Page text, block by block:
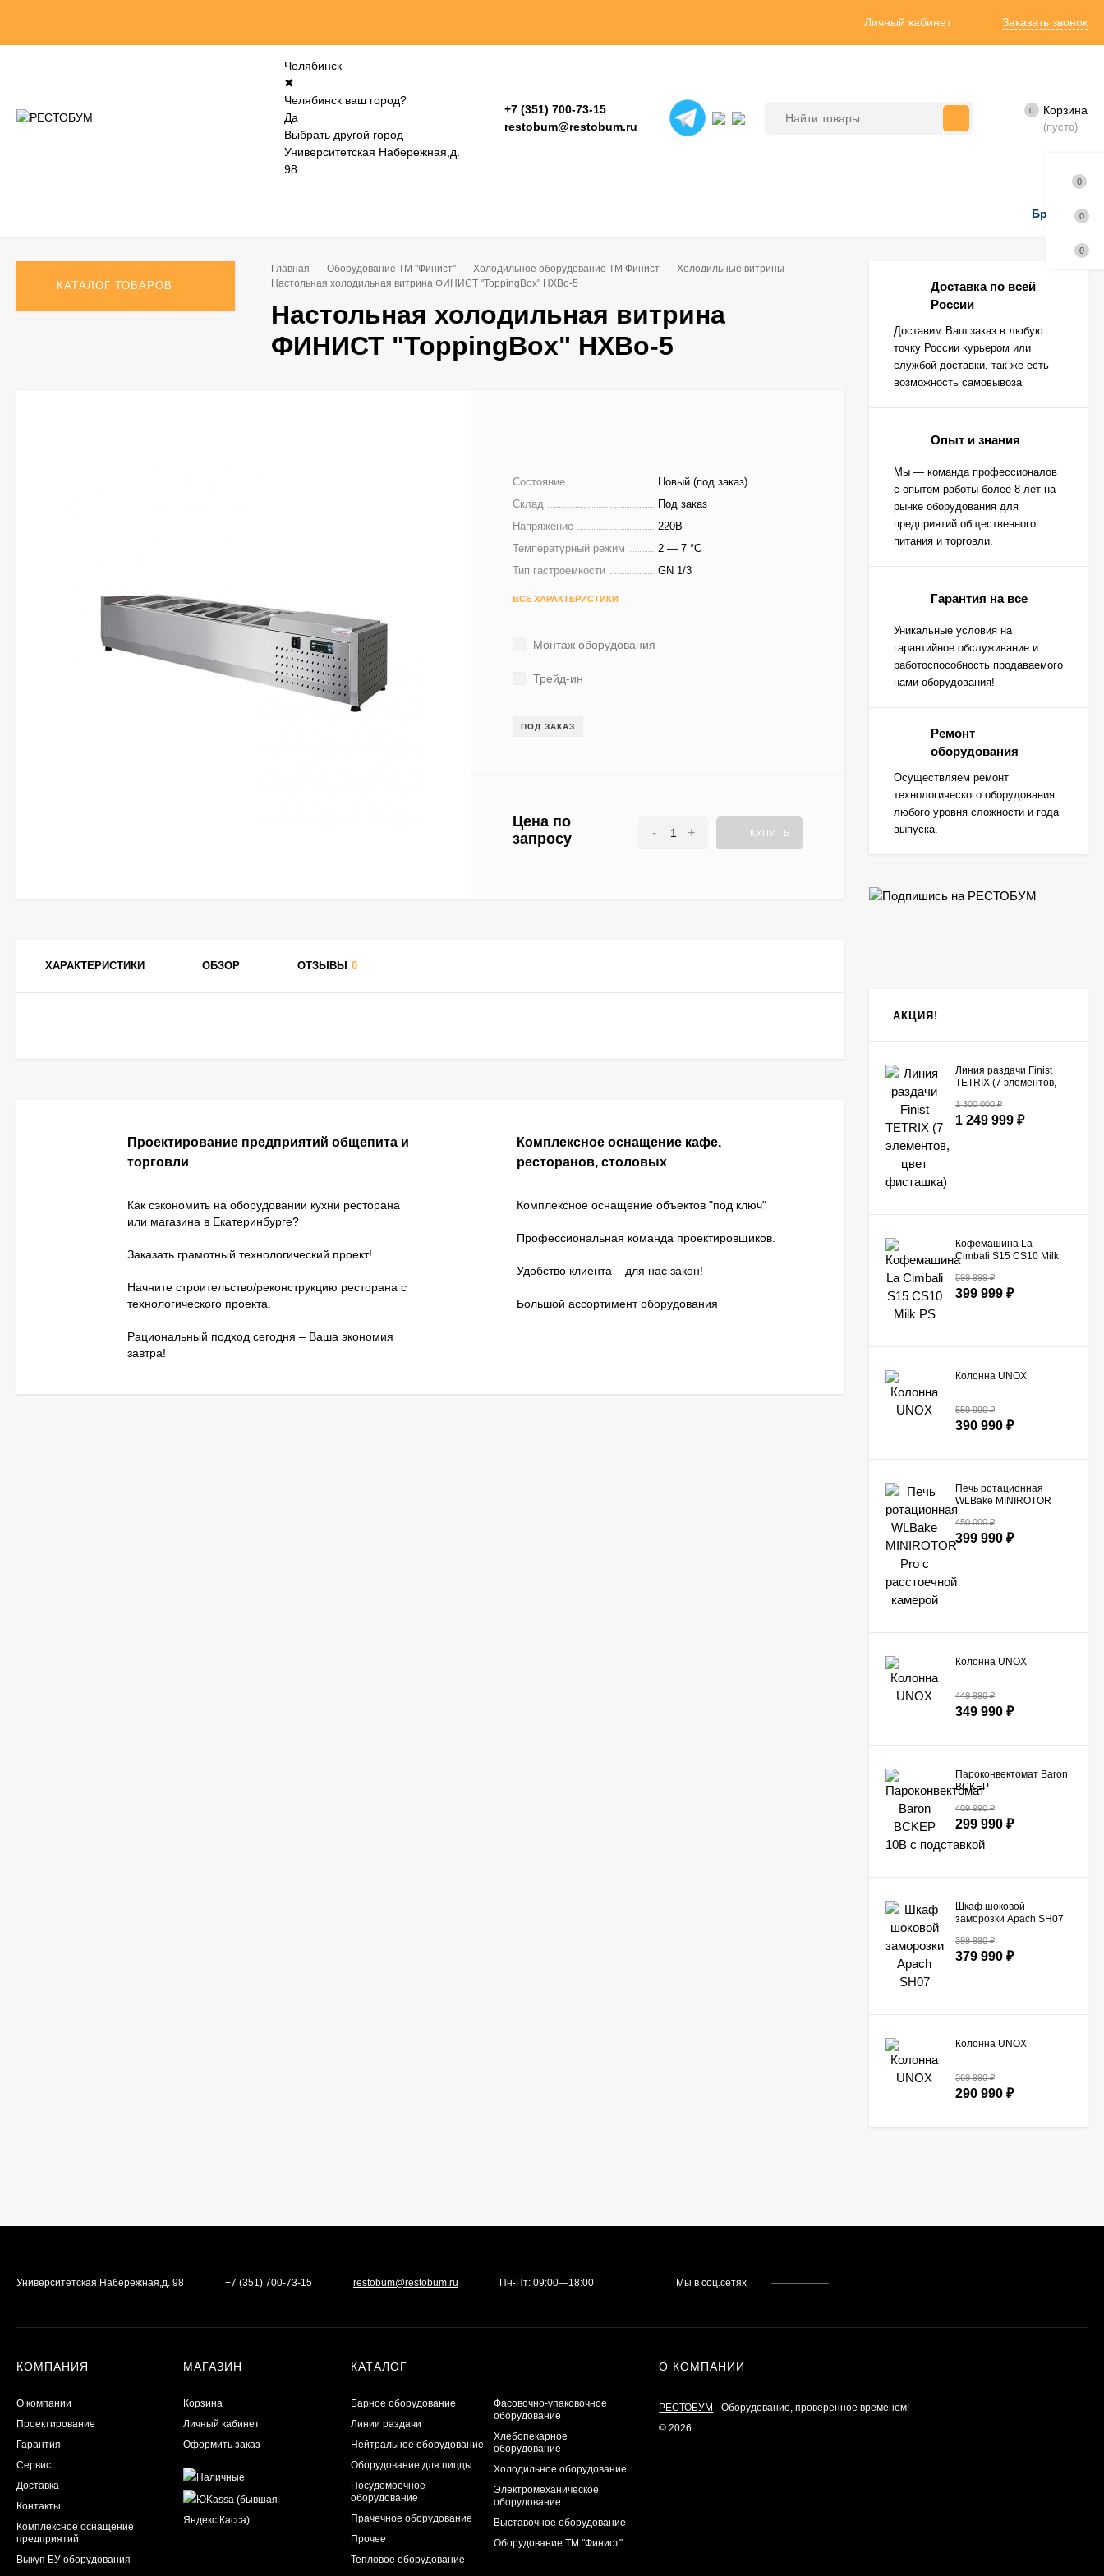
Личный кабинет Заказать звонок
Челябинск
✖
Челябинск ваш город?
Да
Выбрать другой город
Университетская Набережная,д.
98
+7 (351) 700-73-15
restobum@restobum.ru
0 Корзина
(пусто)
Бренды
КАТАЛОГ ТОВАРОВ
Главная Оборудование ТМ "Финист" Холодильное оборудование ТМ Финист
Холодильные витрины
Настольная холодильная витрина ФИНИСТ "ToppingBox" НХВо-5
Настольная холодильная витрина
ФИНИСТ "ToppingBox" НХВо-5
Состояние
Новый (под заказ)
Склад
Под заказ
Напряжение
220В
Температурный режим
2 — 7 °C
Тип гастроемкости
GN 1/3
ВСЕ ХАРАКТЕРИСТИКИ
Монтаж оборудования
Трейд-ин
ПОД ЗАКАЗ
Цена по
запросу
- + КУПИТЬ
ХАРАКТЕРИСТИКИ ОБЗОР ОТЗЫВЫ 0
Проектирование предприятий общепита и
торговли
Как сэкономить на оборудовании кухни ресторана
или магазина в Екатеринбурге?
Заказать грамотный технологический проект!
Начните строительство/реконструкцию ресторана с
технологического проекта.
Рациональный подход сегодня – Ваша экономия
завтра!
Комплексное оснащение кафе,
ресторанов, столовых
Комплексное оснащение объектов "под ключ"
Профессиональная команда проектировщиков.
Удобство клиента – для нас закон!
Большой ассортимент оборудования
Доставка по всей
России
Доставим Ваш заказ в любую
точку России курьером или
службой доставки, так же есть
возможность самовывоза
Опыт и знания
Мы — команда профессионалов
с опытом работы более 8 лет на
рынке оборудования для
предприятий общественного
питания и торговли.
Гарантия на все
Уникальные условия на
гарантийное обслуживание и
работоспособность продаваемого
нами оборудования!
Ремонт
оборудования
Осуществляем ремонт
технологического оборудования
любого уровня сложности и года
выпуска.
АКЦИЯ!
Линия раздачи Finist
TETRIX (7 элементов,
1 300 000₽
1 249 999 ₽
Кофемашина La
Cimbali S15 CS10 Milk
599 999₽
399 999 ₽
Колонна UNOX
559 990₽
390 990 ₽
Печь ротационная
WLBake MINIROTOR
Pro с расстоечной
камерой
450 000₽
399 990 ₽
Колонна UNOX
449 990₽
349 990 ₽
Пароконвектомат Baron
BCKEP
409 990₽
299 990 ₽
Шкаф шоковой
заморозки Apach SH07
399 990₽
379 990 ₽
Колонна UNOX
369 990₽
290 990 ₽
Университетская Набережная,д. 98 +7 (351) 700-73-15 restobum@restobum.ru Пн-Пт: 09:00—18:00 Мы в соц.сетях
КОМПАНИЯ
О компании
Проектирование
Гарантия
Сервис
Доставка
Контакты
Комплексное оснащение
предприятий
Выкуп БУ оборудования
МАГАЗИН
Корзина
Личный кабинет
Оформить заказ
КАТАЛОГ
Барное оборудование
Линии раздачи
Нейтральное оборудование
Оборудование для пиццы
Посудомоечное
оборудование
Прачечное оборудование
Прочее
Тепловое оборудование
Фасовочно-упаковочное
оборудование
Хлебопекарное
оборудование
Холодильное оборудование
Электромеханическое
оборудование
Выставочное оборудование
Оборудование ТМ "Финист"
О КОМПАНИИ
РЕСТОБУМ - Оборудование, проверенное временем!
© 2026
0
0
0